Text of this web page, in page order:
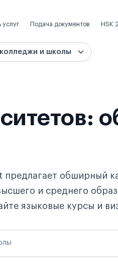
услуг Подача документов HSK
и школы
предлагает обширный
и среднего
языковые курсы и